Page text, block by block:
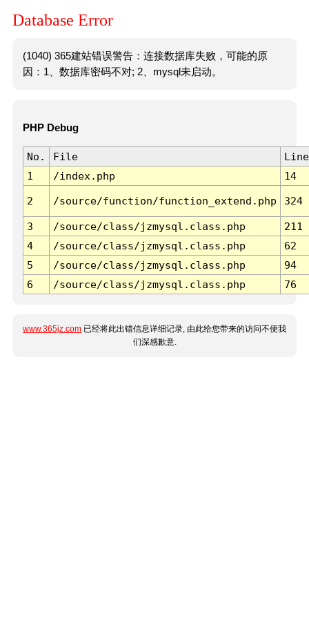
Database Error
(1040) 365建站错误警告：连接数据库失败，可能的原
因：1、数据库密码不对; 2、mysql未启动。
PHP Debug
No. File
Line
1
/index.php 14
2 /source/function/function_extend.php 324
3 /source/class/jzmysql.class.php
211
4
/source/class/jzmysql.class.php
62
5
/source/class/jzmysql.class.php
94
6
/source/class/jzmysql.class.php 76
www.365jz.com 已经将此出错信息详细记录, 由此给您带来的访问不便我
们深感歉意.